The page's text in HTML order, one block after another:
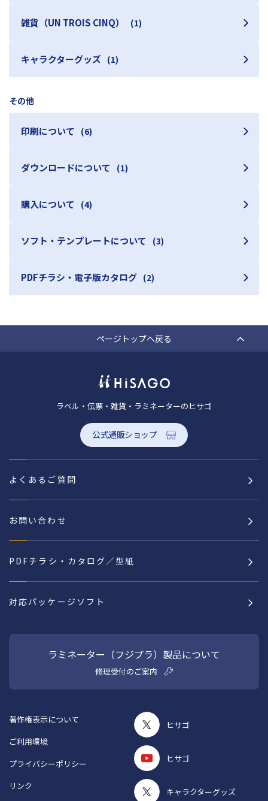
雑貨（UN TROIS CINQ） (1)
キャラクターグッズ (1)
その他
印刷について (6)
ダウンロードについて (1)
購入について (4)
ソフト・テンプレートについて (3)
PDFチラシ・電子版カタログ (2)
ページトップへ戻る
ラベル・伝票・雑貨・ラミネーターのヒサゴ
公式通販ショップ
よくあるご質問
お問い合わせ
PDFチラシ・カタログ／型紙
対応パッケージソフト
ラミネーター（フジプラ）製品について
修理受付のご案内
ヒサゴ
ヒサゴ
キャラクターグッズ
著作権表示について
ご利用環境
プライバシーポリシー
リンク